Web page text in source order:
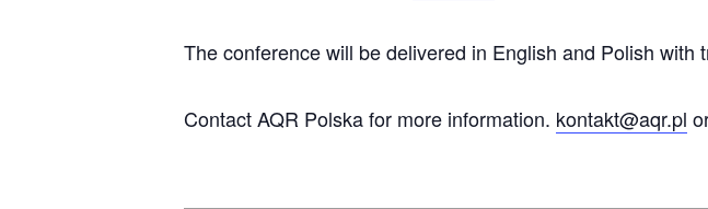
The conference will be delivered in English and Polish with
Contact AQR Polska for more information. kontakt@aqr.pl